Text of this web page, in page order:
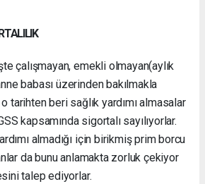
çalışmayan, emekli olmayan(aylık
babası üzerinden bakılmakla
tarihten beri sağlık yardımı almasalar
kapsamında sigortalı sayılıyorlar.
almadığı için birikmiş prim borcu
da bunu anlamakta zorluk çekiyor
talep ediyorlar.